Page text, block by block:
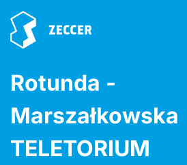
Rotunda -
Marszałkowska
TELETORIUM